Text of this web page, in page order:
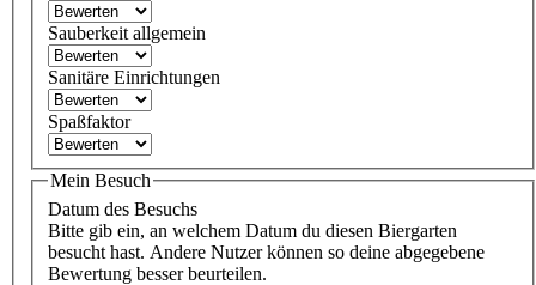
Sauberkeit allgemein
Sanitäre Einrichtungen
Spaßfaktor
Mein Besuch
Datum des Besuchs
Bitte gib ein, an welchem Datum du diesen Biergarten
besucht hast. Andere Nutzer können so deine abgegebene
Bewertung besser beurteilen.